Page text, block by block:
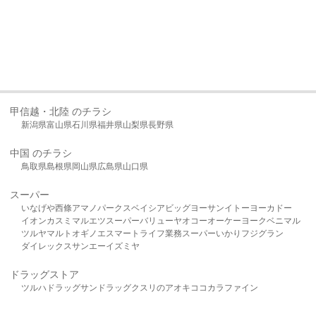
甲信越・北陸 のチラシ
新潟県富山県石川県福井県山梨県長野県
中国 のチラシ
鳥取県島根県岡山県広島県山口県
スーパー
いなげや西條アマノパークスベイシア ビッグヨーサンイトーヨーカドー
イオンカスミ マルエツスーパーバリューヤオコーオーケー ヨークベニマル
ツルヤマルト オギノ エスマート ライフ業務スーパーいかり フジグラン
ダイレックスサンエーイズミヤ
ドラッグストア
ツルハドラッグサンドラッグクスリのアオキ ココカラファイン